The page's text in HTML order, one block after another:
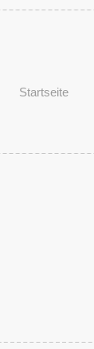
Startseite